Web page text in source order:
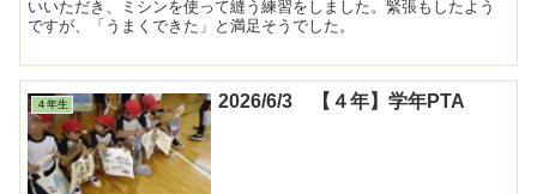
いいただき、ミシンを使って縫う練習をしました。緊張もしたよう
ですが、「うまくできた」と満足そうでした。
４年生 2026/6/3 【４年】学年PTA